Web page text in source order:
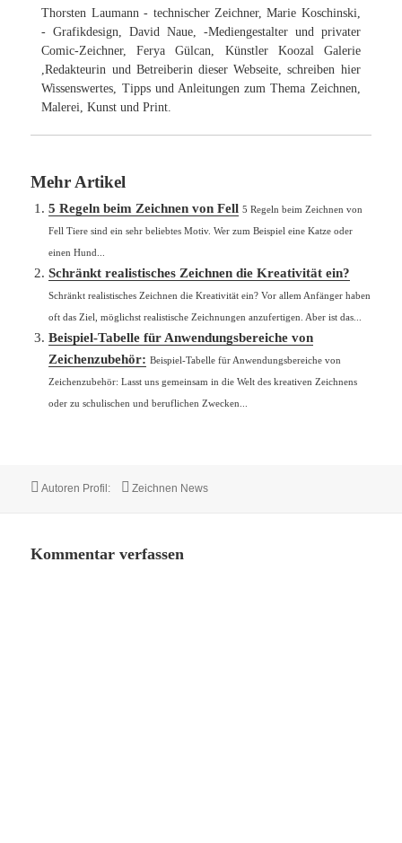
Thorsten Laumann - technischer Zeichner, Marie Koschinski,
- Grafikdesign, David Naue, -Mediengestalter und privater
Comic-Zeichner, Ferya Gülcan, Künstler Koozal Galerie
,Redakteurin und Betreiberin dieser Webseite, schreiben hier
Wissenswertes, Tipps und Anleitungen zum Thema Zeichnen,
Malerei, Kunst und Print.
Mehr Artikel
5 Regeln beim Zeichnen von Fell 5 Regeln beim Zeichnen von
Fell Tiere sind ein sehr beliebtes Motiv. Wer zum Beispiel eine Katze oder
einen Hund...
Schränkt realistisches Zeichnen die Kreativität ein?
Schränkt realistisches Zeichnen die Kreativität ein? Vor allem Anfänger haben
oft das Ziel, möglichst realistische Zeichnungen anzufertigen. Aber ist das...
Beispiel-Tabelle für Anwendungsbereiche von
Zeichenzubehör: Beispiel-Tabelle für Anwendungsbereiche von
Zeichenzubehör: Lasst uns gemeinsam in die Welt des kreativen Zeichnens
oder zu schulischen und beruflichen Zwecken...
Autor
Autoren Profil: Kategorien
Zeichnen News
Kommentar verfassen